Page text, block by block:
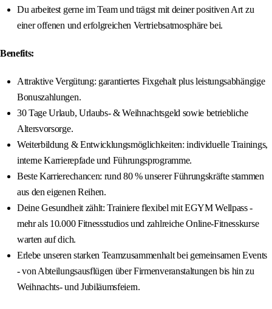
Du arbeitest gerne im Team und trägst mit deiner positiven Art zu
einer offenen und erfolgreichen Vertriebsatmosphäre bei.
Benefits:
Attraktive Vergütung: garantiertes Fixgehalt plus leistungsabhängige
Bonuszahlungen.
30 Tage Urlaub, Urlaubs- & Weihnachtsgeld sowie betriebliche
Altersvorsorge.
Weiterbildung & Entwicklungsmöglichkeiten: individuelle Trainings,
interne Karrierepfade und Führungsprogramme.
Beste Karrierechancen: rund 80 % unserer Führungskräfte stammen
aus den eigenen Reihen.
Deine Gesundheit zählt: Trainiere flexibel mit EGYM Wellpass -
mehr als 10.000 Fitnessstudios und zahlreiche Online-Fitnesskurse
warten auf dich.
Erlebe unseren starken Teamzusammenhalt bei gemeinsamen Events
- von Abteilungsausflügen über Firmenveranstaltungen bis hin zu
Weihnachts- und Jubiläumsfeiern.